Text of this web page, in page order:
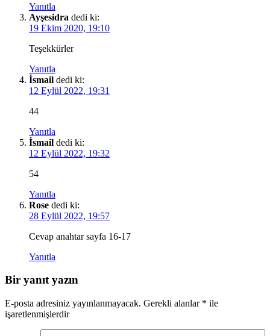
Yanıtla
Ayşesidra dedi ki:
19 Ekim 2020, 19:10
Teşekkürler
Yanıtla
İsmail dedi ki:
12 Eylül 2022, 19:31
44
Yanıtla
İsmail dedi ki:
12 Eylül 2022, 19:32
54
Yanıtla
Rose dedi ki:
28 Eylül 2022, 19:57
Cevap anahtar sayfa 16-17
Yanıtla
Bir yanıt yazın
E-posta adresiniz yayınlanmayacak. Gerekli alanlar * ile
işaretlenmişlerdir